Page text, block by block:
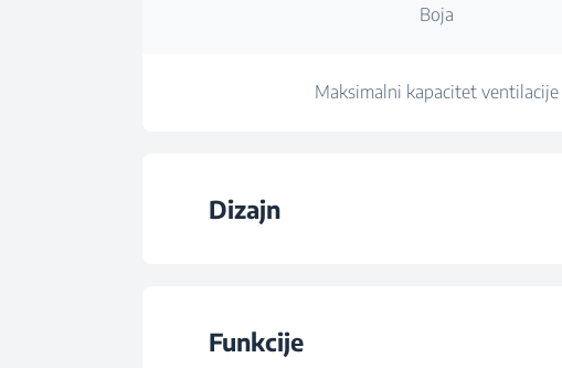
Boja
Maksimalni kapacitet ventilacije
Dizajn
Funkcije